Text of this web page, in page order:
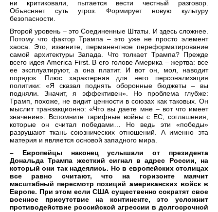
ни критиковали, пытается вести честный разговор.
Объясняет суть угроз. Формирует новую культуру
безопасности.
Второй уровень – это Соединенные Штаты. И здесь сложнее.
Потому что фактор Трампа – это уже не просто элемент
хаоса. Это, извините, перманентное переформатирование
самой архитектуры Запада. Что толкает Трампа? Прежде
всего идея America First. В его голове Америка – жертва: все
ее эксплуатируют, а она платит. И вот он, мол, наводит
порядок. Плюс характерная для него персонализация
политики: «Я сказал поднять оборонные бюджеты – вы
подняли. Значит, я эффективен». Но проблема глубже:
Трамп, похоже, не видит ценности в союзах как таковых. Он
мыслит транзакционно: «Что вы даете мне – вот что имеет
значение». Вспомните тарифные войны с ЕС, соглашения,
которые он считал победами… Но ведь эти «победы»
разрушают ткань союзнических отношений. А именно эта
материя и является основой западного мира.
– Европейцы наконец услышали от президента
Дональда Трампа жесткий сигнал в адрес России, на
который они так надеялись. Но в европейских столицах
все равно считают, что на горизонте маячит
масштабный пересмотр позиций американских войск в
Европе. При этом если США существенно сократят свое
военное присутствие на континенте, это усложнит
противодействие российской агрессии в долгосрочной